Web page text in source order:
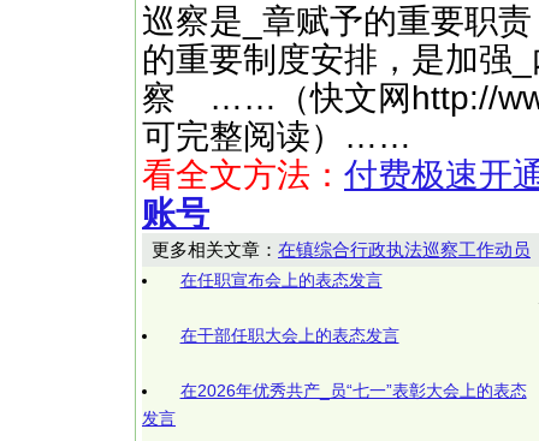
巡察是_章赋予的重要职
的重要制度安排，是加强
察 ……（快文网http://
可完整阅读）……
看全文方法： 付费极速开
账号
更多相关文章： 在镇综合行政执法巡察工作动员
在任职宣布会上的表态发言
在干部任职大会上的表态发言
在2026年优秀共产_员“七一”表彰大会上的表态
发言